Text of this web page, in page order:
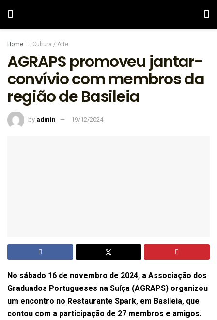
Home Cultura / Arte
AGRAPS promoveu jantar-
convívio com membros da
região de Basileia
by admin 19/12/2024
No sábado 16 de novembro de 2024, a Associação dos
Graduados Portugueses na Suíça (AGRAPS) organizou
um encontro no Restaurante Spark, em Basileia, que
contou com a participação de 27 membros e amigos.